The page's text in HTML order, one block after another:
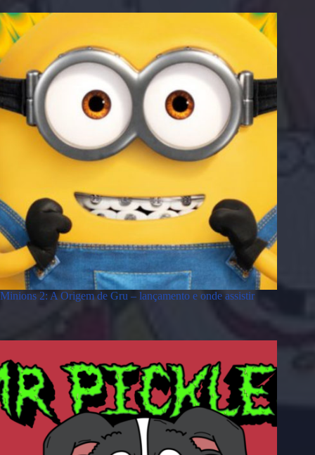
Minions 2: A Origem de Gru – lançamento e onde assistir